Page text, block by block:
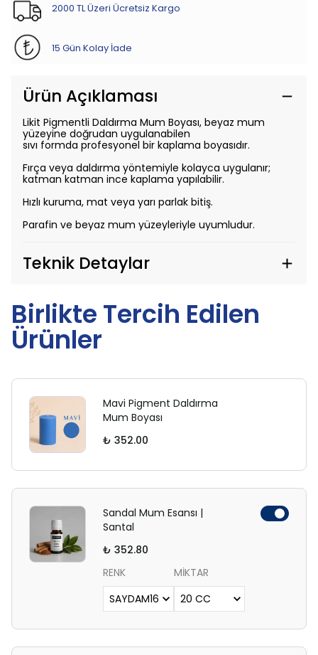
2000 TL Üzeri Ücretsiz Kargo
15 Gün Kolay İade
Ürün Açıklaması
Likit Pigmentli Daldırma Mum Boyası, beyaz mum
yüzeyine doğrudan uygulanabilen
sıvı formda profesyonel bir kaplama boyasıdır.
Fırça veya daldırma yöntemiyle kolayca uygulanır;
katman katman ince kaplama yapılabilir.
Hızlı kuruma, mat veya yarı parlak bitiş.
Parafin ve beyaz mum yüzeyleriyle uyumludur.
Teknik Detaylar
Birlikte Tercih Edilen
Ürünler
Mavi Pigment Daldırma
Mum Boyası
₺ 352.00
Sandal Mum Esansı |
Santal
₺ 352.80
RENK
MİKTAR